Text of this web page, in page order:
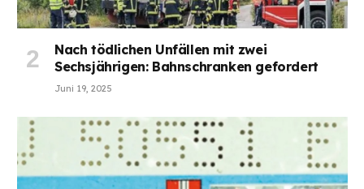
Nach tödlichen Unfällen mit zwei
Sechsjährigen: Bahnschranken gefordert
Juni 19, 2025